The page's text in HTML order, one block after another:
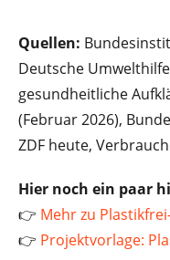
Quellen:
Deutsche
gesundheitliche
(Februar 2026),
ZDF heute,
Hier noch ein paar
👉 Mehr zu
👉 Projektvorlage: